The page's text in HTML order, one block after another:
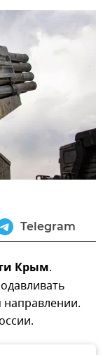
Telegram
Крым.